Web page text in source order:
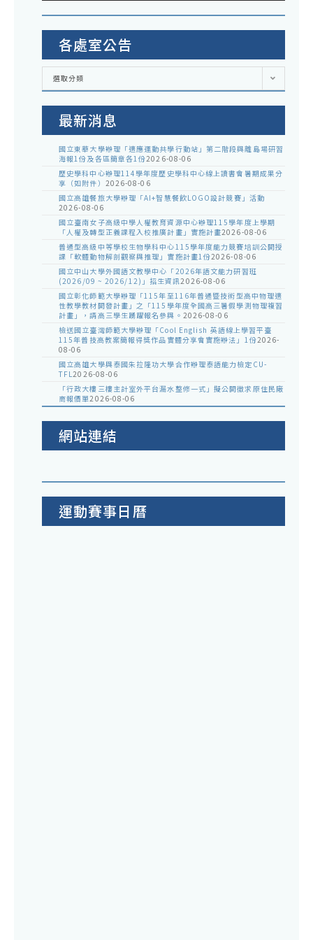
各處室公告
各
室
選取分類
最新消息
國立東華大學辦理「適應運動共學行動站」第二階段與離島場研習
海報1份及各區簡章各1份2026-08-06
歷史學科中心辦理114學年度歷史學科中心線上讀書會暑期成果分
享（如附件） 2026-08-06
國立高雄餐旅大學辦理「AI+智慧餐飲LOGO設計競賽」活動
2026-08-06
國立臺南女子高級中學人權教育資源中心辦理115學年度上學期
「人權及轉型正義課程入校推廣計畫」實施計畫2026-08-06
普通型高級中等學校生物學科中心115學年度能力競賽培訓公開授
課「軟體動物解剖觀察與推理」實施計畫1份2026-08-06
國立中山大學外國語文教學中心「2026年語文能力研習班
(2026/09 ~ 2026/12)」招生資訊2026-08-06
國立彰化師範大學辦理「115年至116年普通暨技術型高中物理適
性教學教材開發計畫」之「115學年度全國高三暑假學測物理複習
計畫」，請高三學生踴躍報名參與。 2026-08-06
檢送國立臺灣師範大學辦理「Cool English 英語線上學習平臺
115年普技高教案簡報得獎作品實體分享會實施辦法」1份2026-
08-06
國立高雄大學與泰國朱拉隆功大學合作辦理泰語能力檢定CU-
TFL2026-08-06
「行政大樓三樓主計室外平台漏水整修一式」擬公開徵求原住民廠
商報價單2026-08-06
網站連結
運動賽事日曆